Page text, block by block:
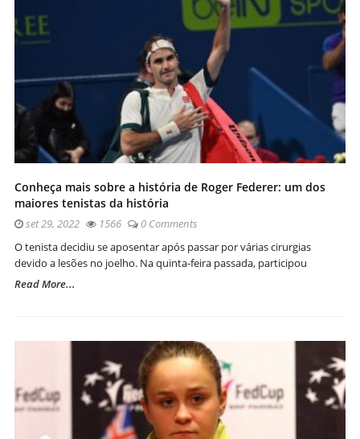
Conheça mais sobre a história de Roger Federer: um dos
maiores tenistas da história
set 29, 2022 1566
0 Comments
O tenista decidiu se aposentar após passar por várias cirurgias
devido a lesões no joelho. Na quinta-feira passada, participou
Read More...